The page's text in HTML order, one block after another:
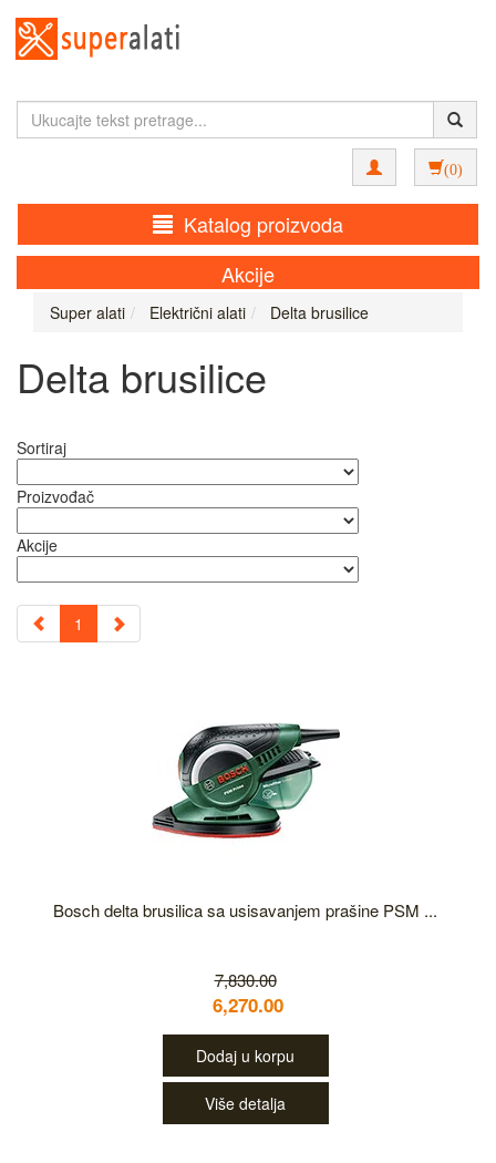
(0)
Katalog proizvoda
Akcije
Super alati Električni alati Delta brusilice
Delta brusilice
Sortiraj
Proizvođač
Akcije
1
Bosch delta brusilica sa usisavanjem prašine PSM ...
7,830.00
6,270.00
Dodaj u korpu
Više detalja